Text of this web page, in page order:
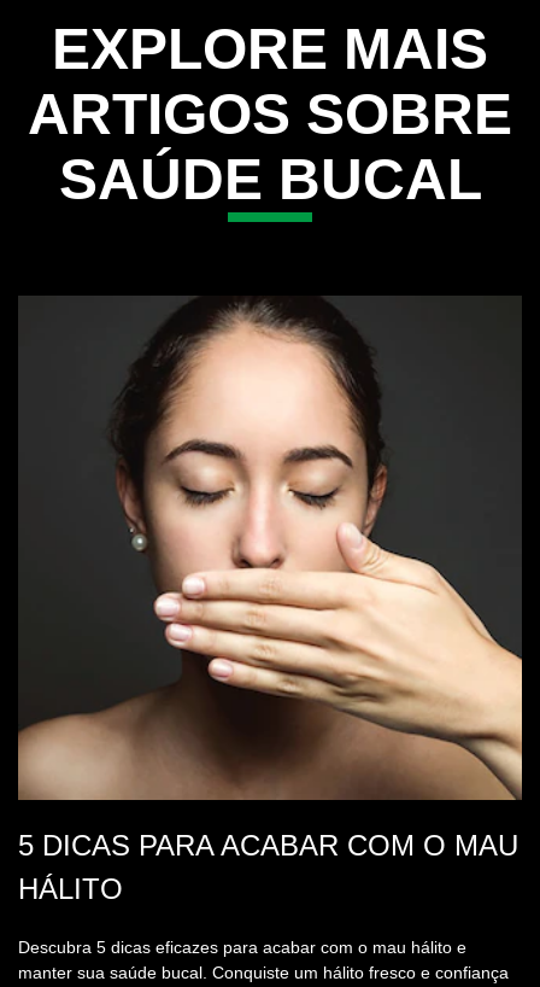
EXPLORE MAIS
ARTIGOS SOBRE
SAÚDE BUCAL
Descubra 5 dicas eficazes para acabar com o mau hálito e
manter sua saúde bucal. Conquiste um hálito fresco e confiança
5 DICAS PARA ACABAR COM O MAU
HÁLITO